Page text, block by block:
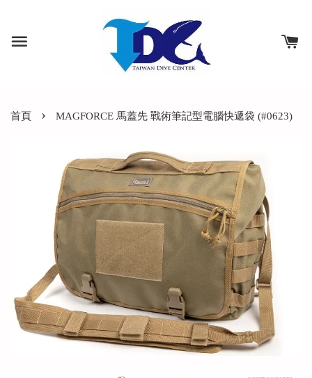
首頁 › MAGFORCE 馬蓋先 戰術筆記型電腦快遞袋 (#0623)